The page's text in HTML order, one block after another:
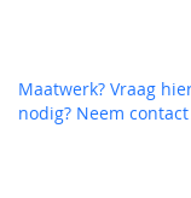
Maatwerk? Vraag
nodig? Neem